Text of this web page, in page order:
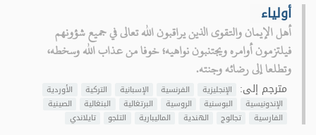
أولياء
أهل الإيمان والتقوى الذين يراقبون الله تعالى في جميع شؤونهم
فيلتزمون أوامره ويجتنبون نواهيه؛ خوفا من عذاب الله وسخطه،
وتطلعا إلى رضائه وجنته.
مترجم إلى: الإنجليزية الفرنسية الإسبانية التركية
الأوردية
الإندونيسية
البوسنية الروسية البرتغالية البنغالية
الصينية
الفارسية
تجالوج الهندية الماليبارية التلجو تايلاندي